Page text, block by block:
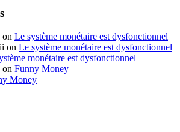
on Le système monétaire est dysfonctionnel
on Le système monétaire est dysfonctionnel
monétaire est dysfonctionnel
on Funny Money
Money